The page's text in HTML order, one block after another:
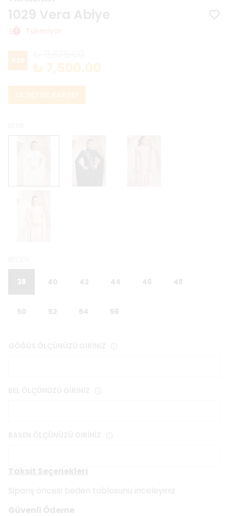
%20 ₺ 7,500.00
ÜCRETSİZ KARGO
38 40 42 44 46 48
50 52 54 56
Taksit Seçenekleri
Sipariş öncesi beden tablosunu inceleyiniz
Güvenli Ödeme